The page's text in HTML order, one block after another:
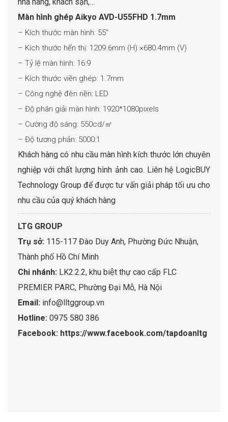
nhà hàng, khách sạn,…
Màn hình ghép Aikyo AVD-U55FHD 1.7mm
– Kích thước màn hình: 55”
– Kích thước hển thị: 1209.6mm (H) ×680.4mm (V)
– Tỷ lệ màn hình: 16:9
– Kích thước viền ghép: 1.7mm
– Công nghệ đèn nền: LED
– Độ phân giải màn hình: 1920*1080pixels
– Cường độ sáng: 550cd/㎡
– Độ tương phản: 5000:1
Khách hàng có nhu cầu màn hình kích thước lớn chuyên
nghiệp với chất lượng hình ảnh cao. Liên hệ LogicBUY
Technology Group để được tư vấn giải pháp tối ưu cho
nhu cầu của quý khách hàng
LTG GROUP
Trụ sở: 115-117 Đào Duy Anh, Phường Đức Nhuận,
Thành phố Hồ Chí Minh
Chi nhánh: LK2.2.2, khu biệt thự cao cấp FLC
PREMIER PARC, Phường Đại Mỗ, Hà Nội
Email: info@lltggroup.vn
Hotline: 0975 580 386
Facebook: https://www.facebook.com/tapdoanltg